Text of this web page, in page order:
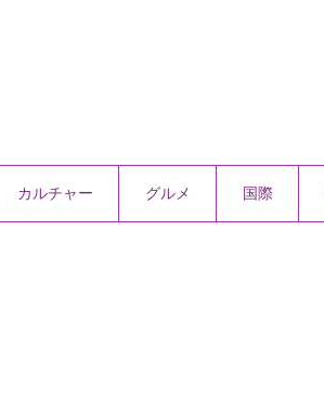
カルチャー グルメ 国際